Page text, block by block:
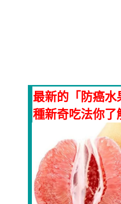
最新的「防癌水
種新奇吃法你了